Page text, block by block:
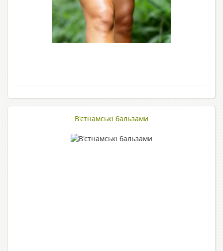
В'єтнамські бальзами